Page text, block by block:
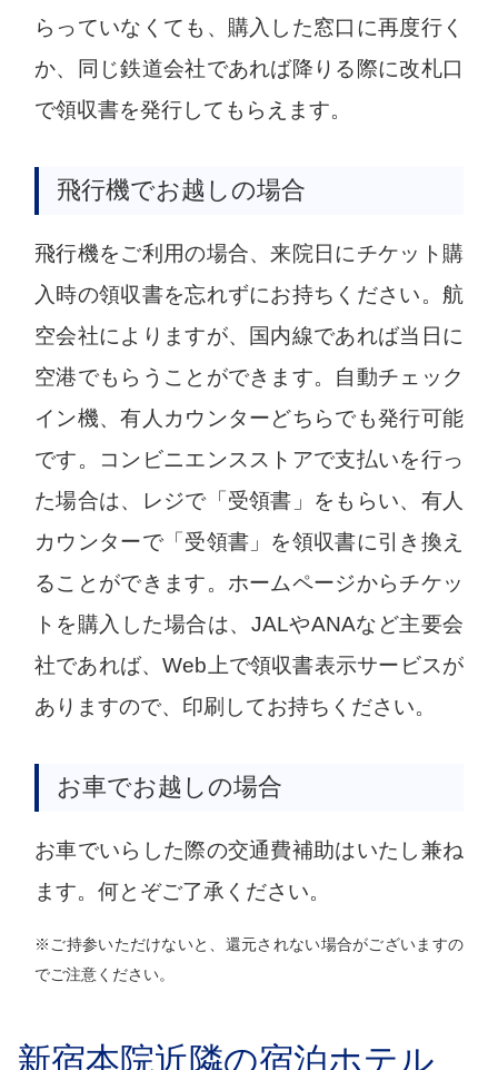
らっていなくても、購入した窓口に再度行く
か、同じ鉄道会社であれば降りる際に改札口
で領収書を発行してもらえます。
飛行機でお越しの場合
飛行機をご利用の場合、来院日にチケット購
入時の領収書を忘れずにお持ちください。航
空会社によりますが、国内線であれば当日に
空港でもらうことができます。自動チェック
イン機、有人カウンターどちらでも発行可能
です。コンビニエンスストアで支払いを行っ
た場合は、レジで「受領書」をもらい、有人
カウンターで「受領書」を領収書に引き換え
ることができます。ホームページからチケッ
トを購入した場合は、JALやANAなど主要会
社であれば、Web上で領収書表示サービスが
ありますので、印刷してお持ちください。
お車でお越しの場合
お車でいらした際の交通費補助はいたし兼ね
ます。何とぞご了承ください。
※ご持参いただけないと、還元されない場合がございますの
でご注意ください。
新宿本院近隣の宿泊ホテル